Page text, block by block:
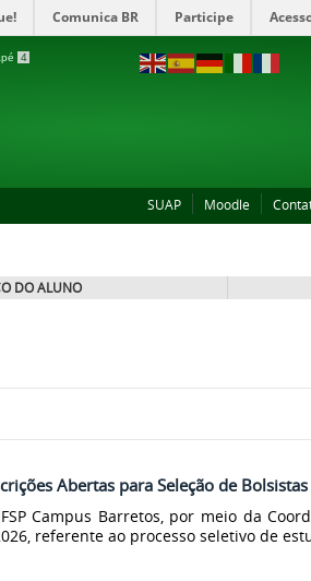
Comunica BR Participe
4
SUAP Moodle
DO ALUNO
Abertas para Seleção de
Campus Barretos, por meio da
referente ao processo seletivo de